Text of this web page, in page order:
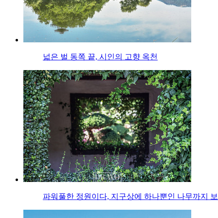
넓은 벌 동쪽 끝, 시인의 고향 옥천
파워풀한 정원이다, 지구상에 하나뿐인 나무까지